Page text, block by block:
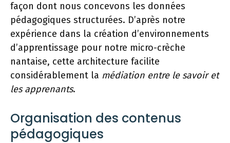
façon dont nous concevons les données
pédagogiques structurées. D’après notre
expérience dans la création d’environnements
d’apprentissage pour notre micro-crèche
nantaise, cette architecture facilite
considérablement la médiation entre le savoir et
les apprenants.
Organisation des contenus
pédagogiques